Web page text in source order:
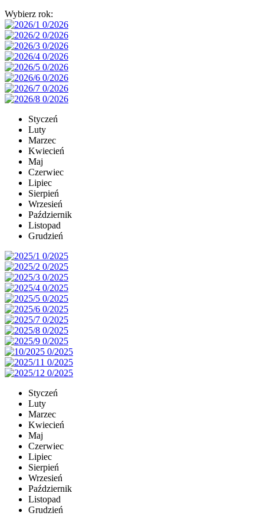
Wybierz rok:
Styczeń
Luty
Marzec
Kwiecień
Maj
Czerwiec
Lipiec
Sierpień
Wrzesień
Październik
Listopad
Grudzień
Styczeń
Luty
Marzec
Kwiecień
Maj
Czerwiec
Lipiec
Sierpień
Wrzesień
Październik
Listopad
Grudzień